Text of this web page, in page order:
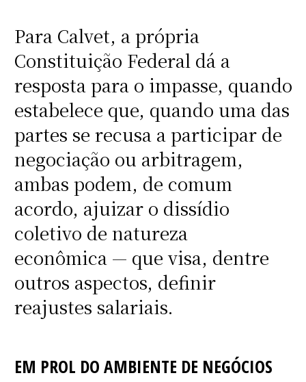
Para Calvet, a própria
Constituição Federal dá a
resposta para o impasse, quando
estabelece que, quando uma das
partes se recusa a participar de
negociação ou arbitragem,
ambas podem, de comum
acordo, ajuizar o dissídio
coletivo de natureza
econômica — que visa, dentre
outros aspectos, definir
reajustes salariais.
EM PROL DO AMBIENTE DE NEGÓCIOS